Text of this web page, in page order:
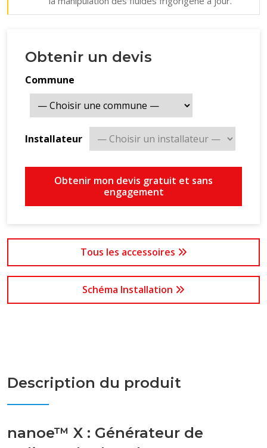
Obtenir un devis
Commune
Installateur
Obtenir mon devis gratuit et sans
engagement
Tous les accessoires
Schéma Installation
Description du produit
nanoe™ X : Générateur de